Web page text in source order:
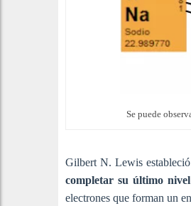
Se puede
Gilbert N. Lewis
completar su último
electrones que forman un